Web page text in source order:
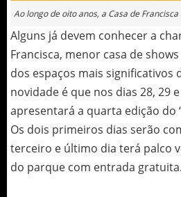
Ao longo de oito anos, a Casa de
Alguns já devem conhecer a
Francisca, menor casa de
dos espaços mais significativos
novidade é que nos dias 28, 29
apresentará a quarta edição do
Os dois primeiros dias serão
terceiro e último dia terá palco
do parque com entrada gratuita.